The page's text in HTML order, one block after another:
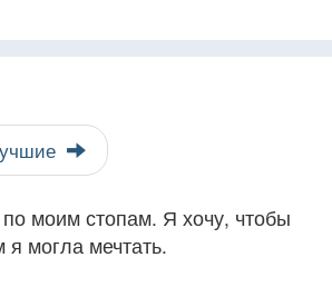
моим стопам. Я хочу, чтобы
могла мечтать.